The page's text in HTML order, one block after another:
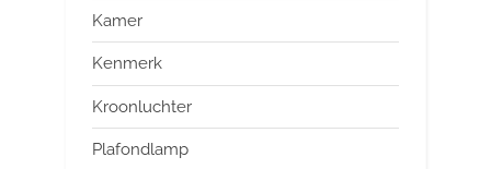
Kamer
Kenmerk
Kroonluchter
Plafondlamp